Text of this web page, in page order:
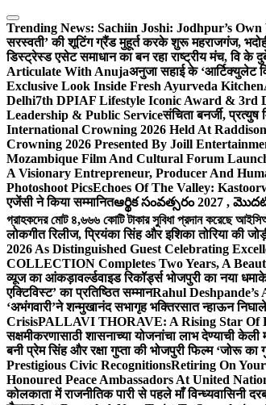
Skip
to
content
Trending News: Sachiin Joshi: Jodhpur’s
सरस्वती’ की शूटिंग ग्रैंड मुहूर्त करके शुरू महराजगंज,
डिस्ट्रेस्ड एसेट समाधान का बन रहा राष्ट्रीय मंच, वि के
Articulate With Anujaअनुजा सहाई के ‘आर्टिक्युलेट
Exclusive Look Inside Fresh Ayurveda Kitchen
Delhi7th DPIAF Lifestyle Iconic Award & 3rd
Leadership & Public Serviceसंचिता बनर्जी,
International Crowning 2026 Held At
Crowning 2026 Presented By Joill
Mozambique Film And Cultural Forum
A Visionary Entrepreneur, Producer And
Photoshoot PicsEchoes Of The Valley:
एजेंसी ने किया सम्मानितఆర్థిక సంవత్సరం 2027 ,
গ্রাহকদের মোট ৪,৬৬৬ কোটি টাকার সুবিধা প্রদান করেছে
लोकगीत रिलीज, प्रियंका सिंह और इशिका तोरिया की
2026 As Distinguished Guest Celebrating
COLLECTION Completes Two Years, A
व्यूज का आंकड़ावर्ल्डवाइड रिकॉर्ड्स भोजपुरी का नया
एक्टिविस्ट’ का प्रतिष्ठित सम्मानRahul
‘अभंगवारी’ने शन्मुखानंद सभागृह भक्तिरसात न्हाऊन निघाले
CrisisPALLAVI THORAVE: A Rising Star Of
सक्षमीकरणासाठी शासनाच्या योजनांचा लाभ देण्याची केली
बनी प्रेम सिंह और रक्षा गुप्ता की भोजपुरी फिल्म ‘जोरू
Prestigious Civic RecognitionsRetiring On
Honoured Peace Ambassadors At United
कोलकाता में राजनीतिक पारी से पहले माँ विन्ध्यवासिनी